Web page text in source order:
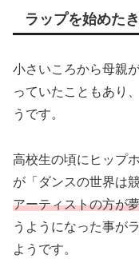
ラップを始めた
小さいころから母親
っていたこともあり
うです。
高校生の頃にヒップ
が「ダンスの世界は
アーティストの方が
うようになった事が
ようです。